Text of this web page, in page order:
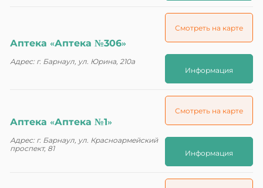
Аптека «Аптека №306»
Адрес: г. Барнаул, ул. Юрина, 210а
Смотреть на карте
Информация
Аптека «Аптека №1»
Адрес: г. Барнаул, ул. Красноармейский
проспект, 81
Смотреть на карте
Информация